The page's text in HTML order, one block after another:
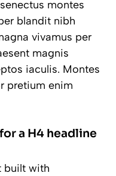
montes
blandit nibh
vivamus per
magnis
iaculis. Montes
pretium enim
a H4 headline
built with